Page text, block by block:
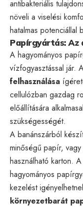
antibakteriális
növeli a viselési
hatalmas potenciállal
Papírgyártás:
A hagyományos
vízfogyasztással jár.
felhasználása
cellulózban gazdag
előállítására
szükségességét.
A banánszárból
minőségű papír,
használható karton.
hagyományos
kezelést
környezetbarát